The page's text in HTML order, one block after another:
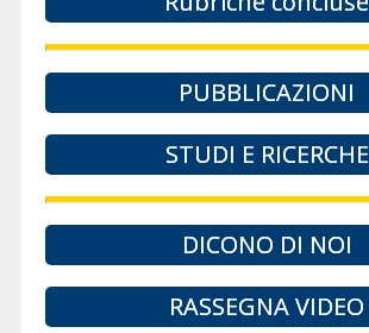
PUBBLICAZIONI
STUDI E RICERCHE
DICONO DI NOI
RASSEGNA VIDEO